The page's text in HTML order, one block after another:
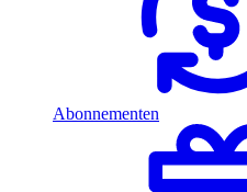
Abonnementen